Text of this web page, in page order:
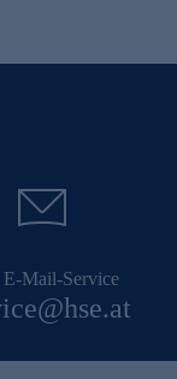
E-Mail-Service